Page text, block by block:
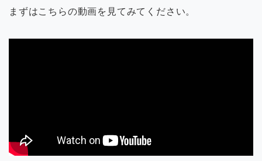
まずはこちらの動画を見てみてください。